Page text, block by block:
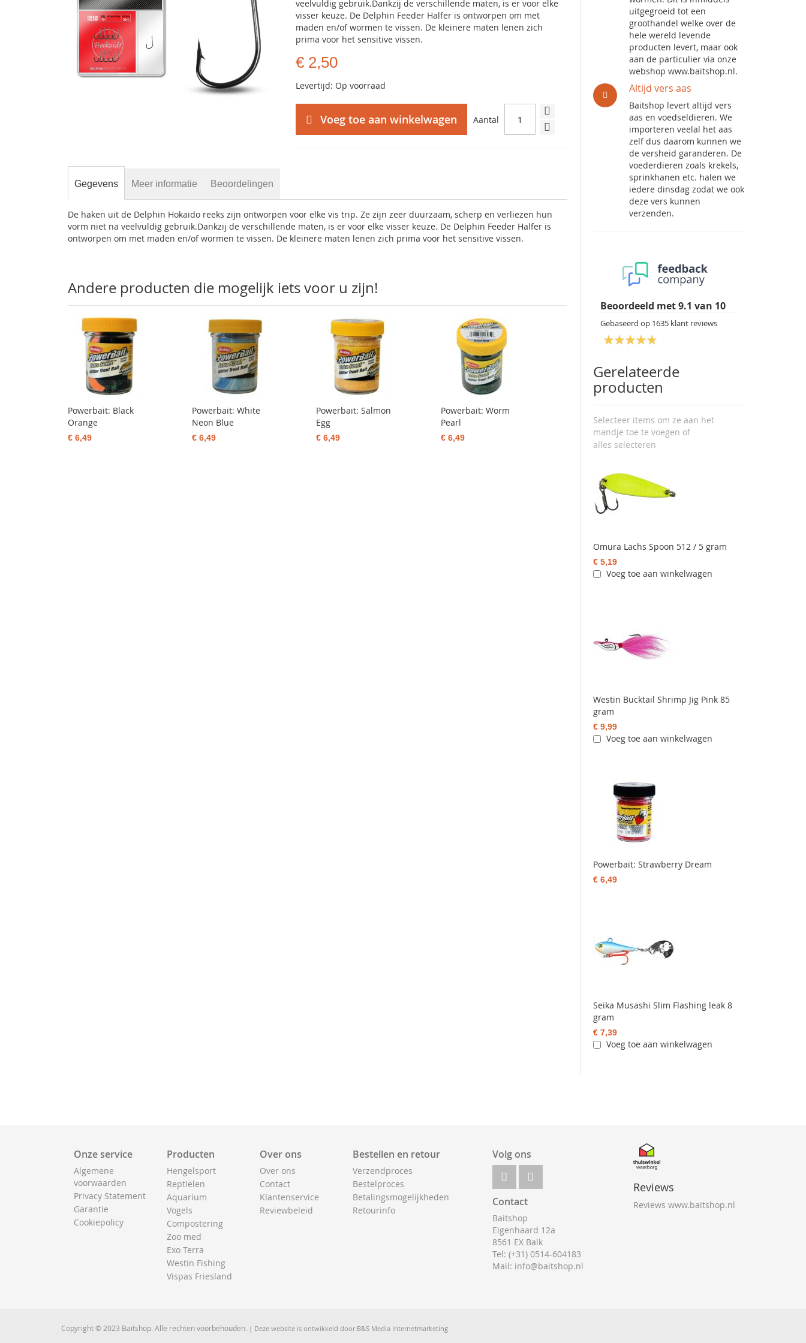
het
van
de
afbeeldingen-
gallerij
veelvuldig gebruik.Dankzij de verschillende maten, is er voor elke
visser keuze. De Delphin Feeder Halfer is ontworpen om met
maden en/of wormen te vissen. De kleinere maten lenen zich
prima voor het sensitive vissen.
€ 2,50
Levertijd: Op voorraad
Aantal
Voeg toe aan winkelwagen
uitgegroeid tot een
groothandel welke over de
hele wereld levende
producten levert, maar ook
aan de particulier via onze
webshop www.baitshop.nl.
Altijd vers aas
Baitshop levert altijd vers
aas en voedseldieren. We
importeren veelal het aas
zelf dus daarom kunnen we
de versheid garanderen. De
voederdieren zoals krekels,
sprinkhanen etc. halen we
iedere dinsdag zodat we ook
deze vers kunnen
verzenden.
Beoordeeld met9.1 van 10
Gebaseerd op 1635 klant reviews
Gerelateerde
producten
Selecteer items om ze aan het
mandje toe te voegen of
alles selecteren
Omura Lachs Spoon 512 / 5 gram
€ 5,19
Voeg toe aan winkelwagen
Westin Bucktail Shrimp Jig Pink 85
gram
€ 9,99
Voeg toe aan winkelwagen
Powerbait: Strawberry Dream
€ 6,49
Seika Musashi Slim Flashing leak 8
gram
€ 7,39
Voeg toe aan winkelwagen
Gegevens
De haken uit de Delphin Hokaido reeks zijn ontworpen voor elke vis trip. Ze zijn zeer duurzaam, scherp en verliezen hun
vorm niet na veelvuldig gebruik.Dankzij de verschillende maten, is er voor elke visser keuze. De Delphin Feeder Halfer is
ontworpen om met maden en/of wormen te vissen. De kleinere maten lenen zich prima voor het sensitive vissen.
Meer informatie Beoordelingen
Andere producten die mogelijk iets voor u zijn!
Powerbait: Black
Orange
€ 6,49
Powerbait: White
Neon Blue
€ 6,49
Powerbait: Salmon
Egg
€ 6,49
Powerbait: Worm
Pearl
€ 6,49
Onze service
Algemene
voorwaarden
Privacy Statement
Garantie
Cookiepolicy
Producten
Hengelsport
Reptielen
Aquarium
Vogels
Compostering
Zoo med
Exo Terra
Westin Fishing
Vispas Friesland
Over ons
Over ons
Contact
Klantenservice
Reviewbeleid
Bestellen en retour
Verzendproces
Bestelproces
Betalingsmogelijkheden
Retourinfo
Volg ons
Contact
Baitshop
Eigenhaard 12a
8561 EX Balk
Tel: (+31) 0514-604183
Mail: info@baitshop.nl
Reviews
Reviews www.baitshop.nl
Copyright © 2023 Baitshop. Alle rechten voorbehouden. | Deze website is ontwikkeld door B&S Media Internetmarketing